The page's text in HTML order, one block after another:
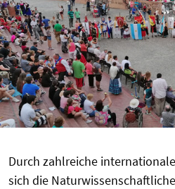
Durch zahlreiche
sich die